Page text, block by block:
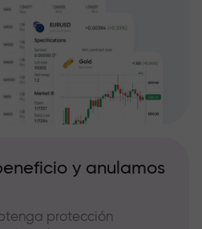
y anulamos
protección